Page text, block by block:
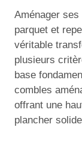
Aménager
parquet et
véritable
plusieurs
base
combles
offrant une
plancher